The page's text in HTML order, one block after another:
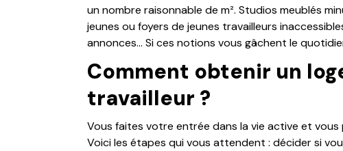
un nombre raisonnable de m². Studios meublés
jeunes ou foyers de jeunes travailleurs
annonces… Si ces notions vous gâchent le
Comment obtenir un
travailleur ?
Vous faites votre entrée dans la vie active et vous
Voici les étapes qui vous attendent : décider si